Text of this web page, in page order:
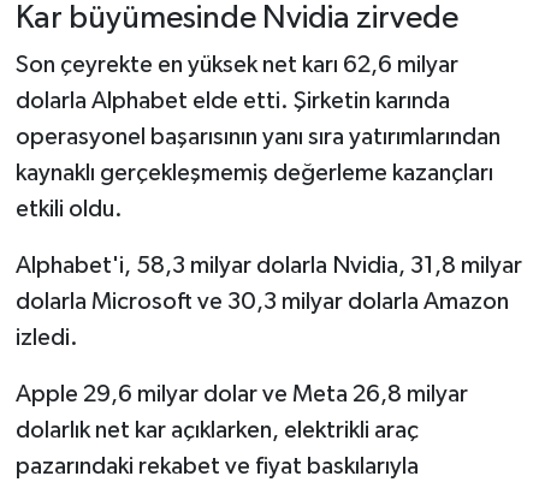
Kar büyümesinde Nvidia zirvede
Son çeyrekte en yüksek net karı 62,6 milyar
dolarla Alphabet elde etti. Şirketin karında
operasyonel başarısının yanı sıra yatırımlarından
kaynaklı gerçekleşmemiş değerleme kazançları
etkili oldu.
Alphabet'i, 58,3 milyar dolarla Nvidia, 31,8 milyar
dolarla Microsoft ve 30,3 milyar dolarla Amazon
izledi.
Apple 29,6 milyar dolar ve Meta 26,8 milyar
dolarlık net kar açıklarken, elektrikli araç
pazarındaki rekabet ve fiyat baskılarıyla